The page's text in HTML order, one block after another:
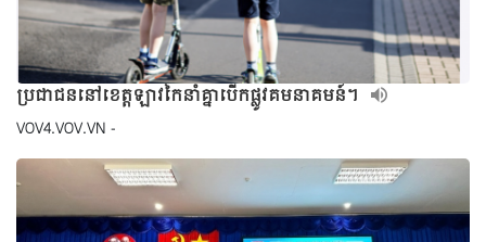
ប្រជាជននៅខេត្តឡាវកៃនាំគ្នាបើកផ្លូវគមនាគមន៍។
VOV4.VOV.VN -